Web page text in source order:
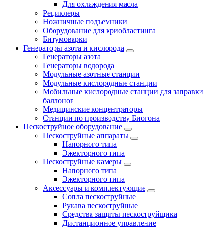
Для охлаждения масла
Рециклеры
Ножничные подъемники
Оборудование для криобластинга
Битумоварки
Генераторы азота и кислорода
Генераторы азота
Генераторы водорода
Модульные азотные станции
Модульные кислородные станции
Мобильные кислородные станции для заправки
баллонов
Медицинские концентраторы
Станции по производству Биогона
Пескоструйное оборудование
Пескоструйные аппараты
Напорного типа
Эжекторного типа
Пескоструйные камеры
Напорного типа
Эжекторного типа
Аксессуары и комплектующие
Сопла пескоструйные
Рукава пескоструйные
Средства защиты пескоструйщика
Дистанционное управление